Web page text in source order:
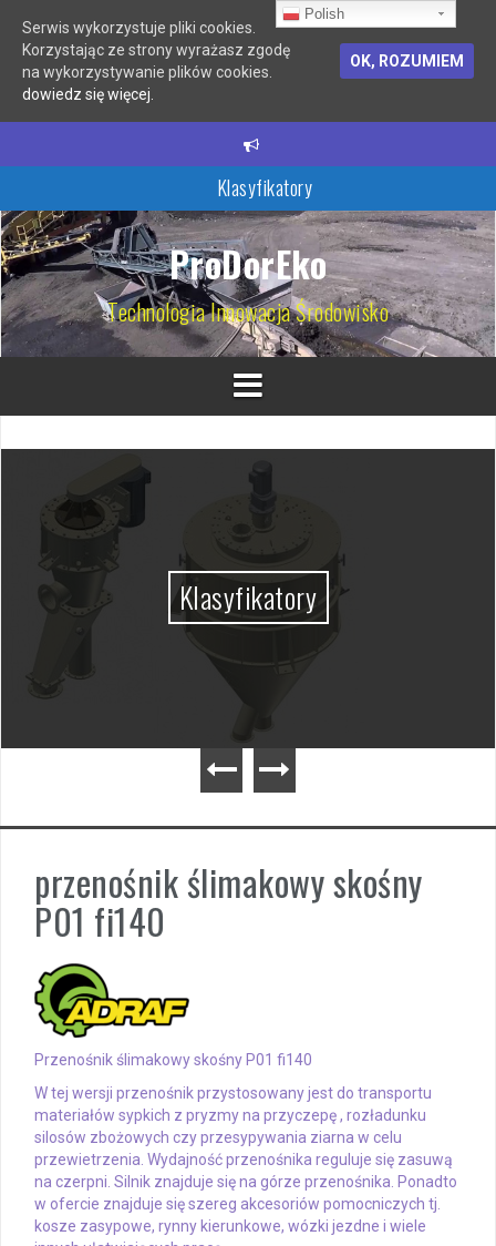
s
k
o
c
z
d
o
e
Klasyfikatory
Hydrocyklony
Młyny i kruszarki
Filtry samoczyszczące
Wirówki
Przesiewacze wibracyjne
ProDorEko
Technologia Innowacja Środowisko
Klasyfikatory
przenośnik ślimakowy skośny
P01 fi140
Przenośnik ślimakowy skośny P01 fi140
W tej wersji przenośnik przystosowany jest do transportu
materiałów sypkich z pryzmy na przyczepę , rozładunku
silosów zbożowych czy przesypywania ziarna w celu
przewietrzenia. Wydajność przenośnika reguluje się zasuwą
na czerpni. Silnik znajduje się na górze przenośnika. Ponadto
w ofercie znajduje się szereg akcesoriów pomocniczych tj.
kosze zasypowe, rynny kierunkowe, wózki jezdne i wiele
Polish
Serwis wykorzystuje pliki cookies.
Korzystając ze strony wyrażasz zgodę
na wykorzystywanie plików cookies.
dowiedz się więcej.
OK, ROZUMIEM